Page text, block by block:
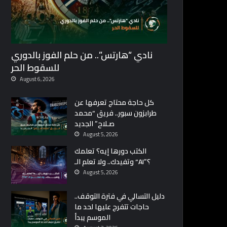
نادي “هارتس”.. من حلم الفوز بالدوري
للسقوط الحر
August 6, 2026
كل حاجة محتاج تعرفها عن
طرابزون سبور.. فريق “محمد
صـلاح” الجديد
August 5, 2026
الكتب دورها إيه؟ تعلمك
وتفيدك.. ولا تعلم الـ “AI”؟
August 5, 2026
دليل التسالي في فترة التوقف..
حاجات تتفرج عليها لحد ما
الموسم يبدأ